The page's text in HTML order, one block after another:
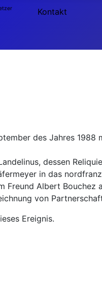
Kontakt
des Jahres
dessen
in das
Albert Bouchez
von
Ereignis.